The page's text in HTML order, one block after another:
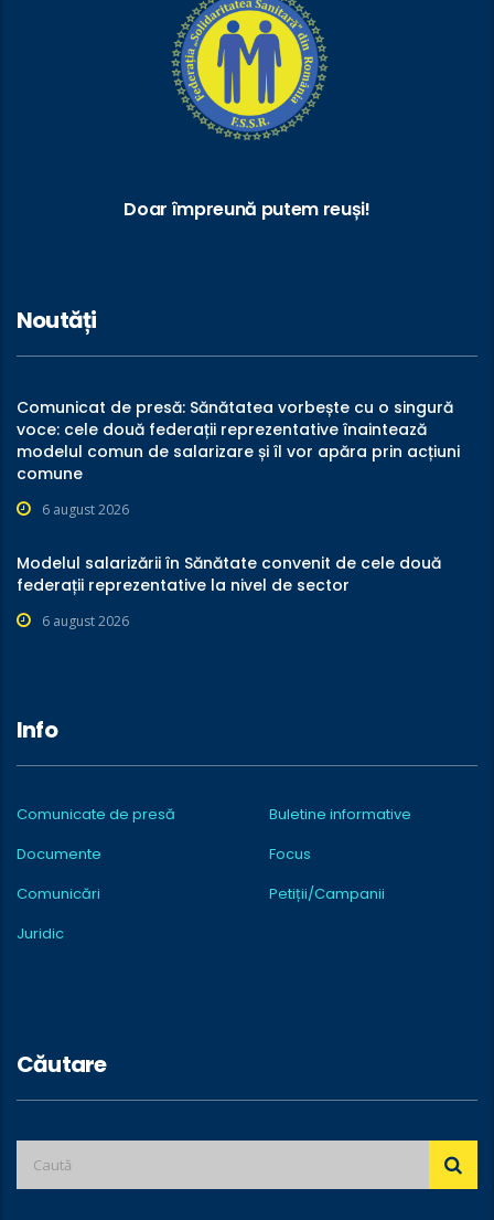
Doar împreună putem reuși!
Noutăți
Comunicat de presă: Sănătatea vorbește cu o singură
voce: cele două federații reprezentative înaintează
modelul comun de salarizare și îl vor apăra prin acțiuni
comune
6 august 2026
Modelul salarizării în Sănătate convenit de cele două
federații reprezentative la nivel de sector
6 august 2026
Info
Comunicate de presă
Buletine informative
Documente
Focus
Comunicări
Petiții/Campanii
Juridic
Căutare